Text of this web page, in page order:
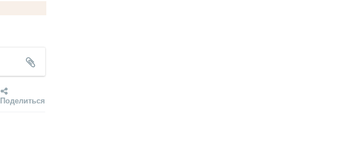
Поделиться